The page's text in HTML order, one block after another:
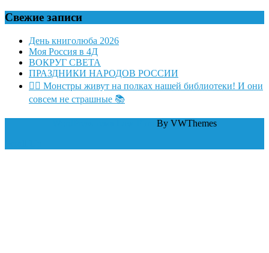
Свежие записи
День книголюба 2026
Моя Россия в 4Д
ВОКРУГ СВЕТА
ПРАЗДНИКИ НАРОДОВ РОССИИ
🧛‍♂ Монстры живут на полках нашей библиотеки! И они
совсем не страшные 📚
By VWThemes